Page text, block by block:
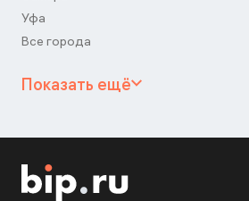
Уфа
Все города
Показать ещё